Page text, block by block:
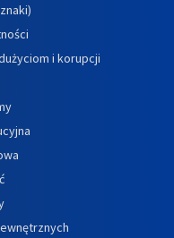
i korupcji